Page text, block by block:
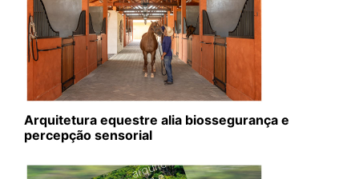
Arquitetura equestre alia biossegurança e
percepção sensorial